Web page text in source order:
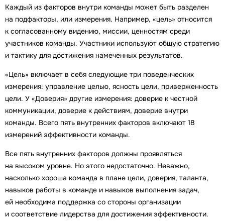
Каждый из факторов внутри команды может быть разделен
на подфакторы, или измерения. Например, «цель» относится
к согласованному видению, миссии, ценностям среди
участников команды. Участники используют общую стратегию
и тактику для достижения намеченных результатов.
«Цель» включает в себя следующие три поведенческих
измерения: управление целью, ясность цели, приверженность
цели. У «Доверия» другие измерения: доверие к честной
коммуникации, доверие к действиям, доверие внутри
команды. Всего пять внутренних факторов включают 18
измерений эффективности команды.
Все пять внутренних факторов должны проявляться
на высоком уровне. Но этого недостаточно. Неважно,
насколько хороша команда в плане цели, доверия, таланта,
навыков работы в команде и навыков выполнения задач,
ей необходима поддержка со стороны организации
и соответствие лидерства для достижения эффективности.